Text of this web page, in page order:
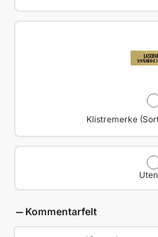
Klistremerke
Kommentarfelt